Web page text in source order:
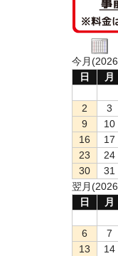
今月
日
月
2
3
9
10
16
17
23
24
30
31
翌月
日
月
6
7
13
14